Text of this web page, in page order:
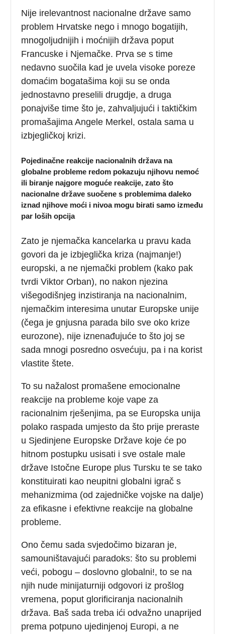
Nije irelevantnost nacionalne države samo
problem Hrvatske nego i mnogo bogatijih,
mnogoljudnijih i moćnijih država poput
Francuske i Njemačke. Prva se s time
nedavno suočila kad je uvela visoke poreze
domaćim bogatašima koji su se onda
jednostavno preselili drugdje, a druga
ponajviše time što je, zahvaljujući i taktičkim
promašajima Angele Merkel, ostala sama u
izbjegličkoj krizi.
Pojedinačne reakcije nacionalnih država na
globalne probleme redom pokazuju njihovu nemoć
ili biranje najgore moguće reakcije, zato što
nacionalne države suočene s problemima daleko
iznad njihove moći i nivoa mogu birati samo između
par loših opcija
Zato je njemačka kancelarka u pravu kada
govori da je izbjeglička kriza (najmanje!)
europski, a ne njemački problem (kako pak
tvrdi Viktor Orban), no nakon njezina
višegodišnjeg inzistiranja na nacionalnim,
njemačkim interesima unutar Europske unije
(čega je gnjusna parada bilo sve oko krize
eurozone), nije iznenađujuće to što joj se
sada mnogi posredno osvećuju, pa i na korist
vlastite štete.
To su nažalost promašene emocionalne
reakcije na probleme koje vape za
racionalnim rješenjima, pa se Europska unija
polako raspada umjesto da što prije preraste
u Sjedinjene Europske Države koje će po
hitnom postupku usisati i sve ostale male
države Istočne Europe plus Tursku te se tako
konstituirati kao neupitni globalni igrač s
mehanizmima (od zajedničke vojske na dalje)
za efikasne i efektivne reakcije na globalne
probleme.
Ono čemu sada svjedočimo bizaran je,
samouništavajući paradoks: što su problemi
veći, pobogu – doslovno globalni!, to se na
njih nude minijaturniji odgovori iz prošlog
vremena, poput glorificiranja nacionalnih
država. Baš sada treba ići odvažno unaprijed
prema potpuno ujedinjenoj Europi, a ne